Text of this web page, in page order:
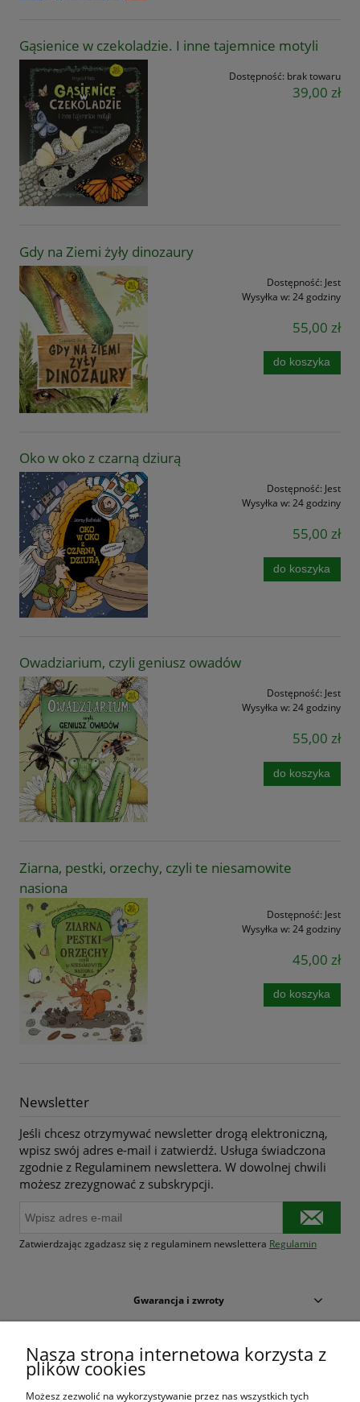
Gąsienice w czekoladzie. I inne tajemnice motyli
Dostępność: brak towaru
39,00 zł
Gdy na Ziemi żyły dinozaury
Dostępność: Jest
Wysyłka w: 24 godziny
55,00 zł
do koszyka
Oko w oko z czarną dziurą
Dostępność: Jest
Wysyłka w: 24 godziny
55,00 zł
do koszyka
Owadziarium, czyli geniusz owadów
Dostępność: Jest
Wysyłka w: 24 godziny
55,00 zł
do koszyka
Ziarna, pestki, orzechy, czyli te niesamowite
nasiona
Dostępność: Jest
Wysyłka w: 24 godziny
45,00 zł
do koszyka
Newsletter
Jeśli chcesz otrzymywać newsletter drogą elektroniczną,
wpisz swój adres e-mail i zatwierdź. Usługa świadczona
zgodnie z Regulaminem newslettera. W dowolnej chwili
możesz zrezygnować z subskrypcji.
Zatwierdzając zgadzasz się z regulaminem newslettera Regulamin
Gwarancja i zwroty
Nasza strona internetowa korzysta z
plików cookies
Możesz zezwolić na wykorzystywanie przez nas wszystkich tych